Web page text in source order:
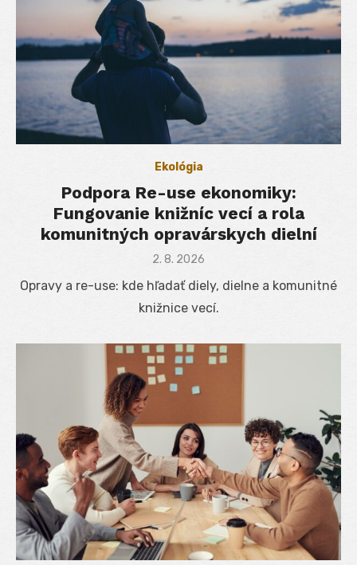
Ekológia
Podpora Re-use ekonomiky:
Fungovanie knižníc vecí a rola
komunitných opravárskych dielní
Posted
2. 8. 2026
Opravy a re-use: kde hľadať diely, dielne a komunitné
knižnice vecí.